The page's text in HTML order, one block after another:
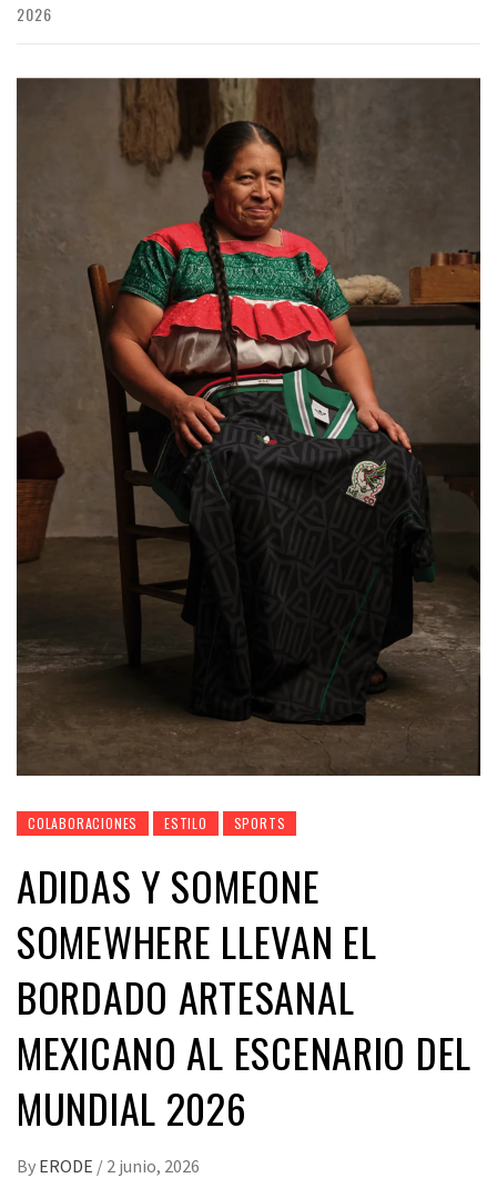
2026
COLABORACIONES ESTILO SPORTS
ADIDAS Y SOMEONE
SOMEWHERE LLEVAN EL
BORDADO ARTESANAL
MEXICANO AL ESCENARIO DEL
MUNDIAL 2026
By ERODE / 2 junio, 2026